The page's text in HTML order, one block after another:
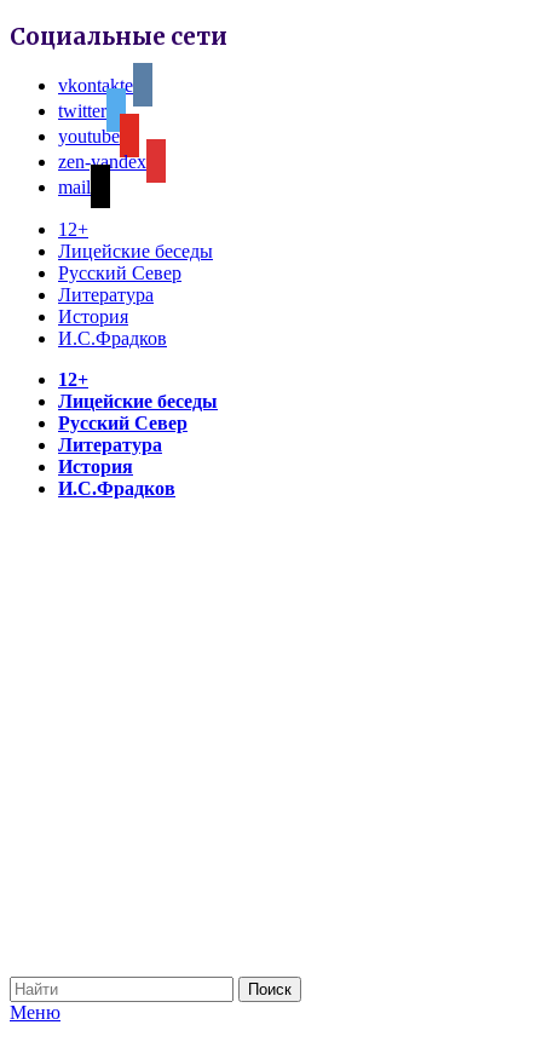
Социальные сети
vkontakte
twitter
youtube
zen-yandex
mail
12+
Лицейские беседы
Русский Север
Литература
История
И.С.Фрадков
12+
Лицейские беседы
Русский Север
Литература
История
И.С.Фрадков
Меню